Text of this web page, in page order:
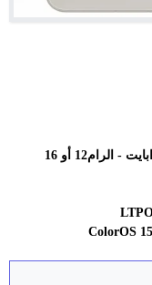
256 أو 512 جيجابايت أو 1 تيرابايت - الرام12 أو 16